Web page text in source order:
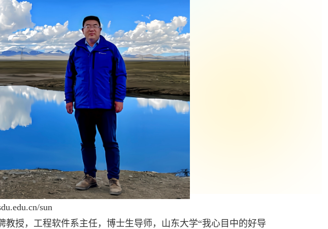
sun
教授，工程软件系主任，博士生导师，山东大学“我心目中的好导